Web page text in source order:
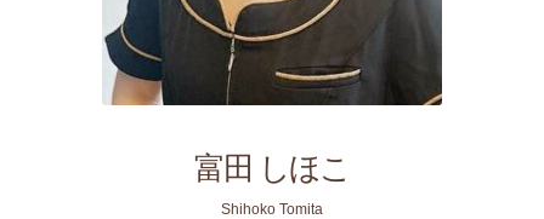
富田 しほこ
Shihoko Tomita